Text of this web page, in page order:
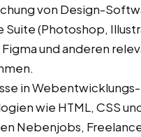
von Design-
Suite (Photoshop,
und anderen
in
wie HTML, CSS
Nebenjobs,